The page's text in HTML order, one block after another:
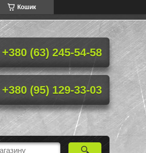
Кошик
+380 (63) 245-54-58
+380 (95) 129-33-03